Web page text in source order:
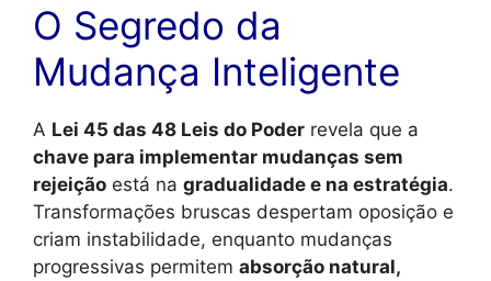
O Segredo da
Mudança Inteligente
A Lei 45 das 48 Leis do Poder revela que a
chave para implementar mudanças sem
rejeição está na gradualidade e na estratégia.
Transformações bruscas despertam oposição e
criam instabilidade, enquanto mudanças
progressivas permitem absorção natural,